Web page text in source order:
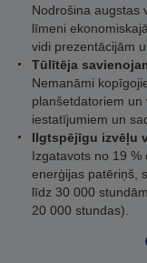
Nodrošina augstas
līmeni
vidi prezentācijām
Tūlītēja
Nemanāmi
planšetdatoriem un
iestatījumiem un
Ilgtspējīgu izvēļu
Izgatavots no 19
enerģijas patēriņš,
līdz 30 000
20 000 stundas).